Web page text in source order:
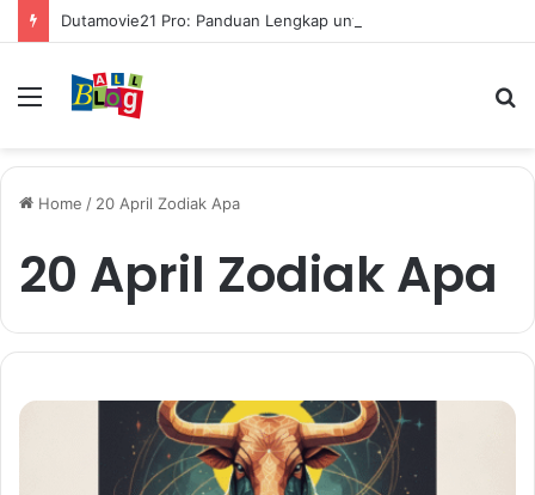
Menu
Home / 20 April Zodiak Apa
20 April Zodiak Apa